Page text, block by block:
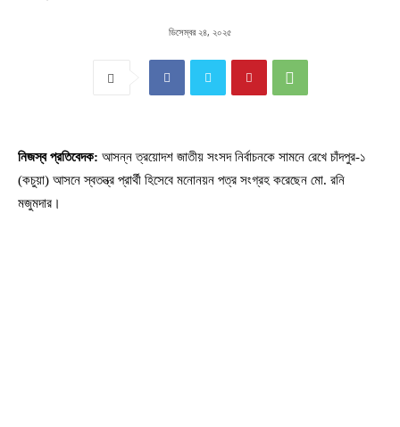
ডিসেম্বর ২৪, ২০২৫
নিজস্ব প্রতিবেদক: আসন্ন ত্রয়োদশ জাতীয় সংসদ নির্বাচনকে সামনে রেখে চাঁদপুর-১
(কচুয়া) আসনে স্বতন্ত্র প্রার্থী হিসেবে মনোনয়ন পত্র সংগ্রহ করেছেন মো. রনি
মজুমদার।